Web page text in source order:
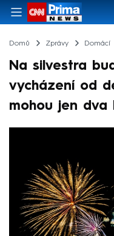
Domů Zprávy Domácí
Na silvestra
vycházení od
mohou jen dva